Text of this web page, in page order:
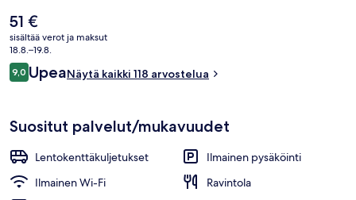
Nykyinen
hinta
on
51 €
51 €
sisältää verot ja maksut
18.8.–19.8.
Arvostelut
9,09,0 kautta 10.
UpeaNäytä kaikki 118 arvostelua
Suositut palvelut/mukavuudet
Lentokenttäkuljetukset
Ilmainen pysäköinti
Ilmainen Wi-Fi
Ravintola